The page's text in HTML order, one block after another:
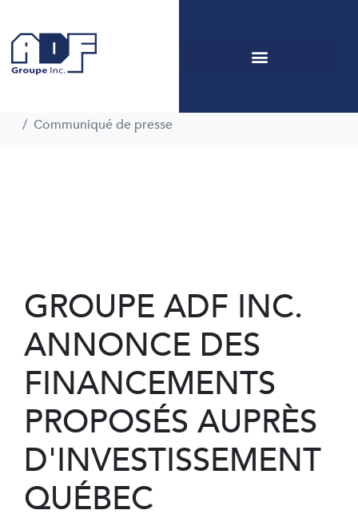
Communiqué de
presse
Communiqué de presse
GROUPE ADF INC.
ANNONCE DES
FINANCEMENTS
PROPOSÉS AUPRÈS
D'INVESTISSEMENT
QUÉBEC